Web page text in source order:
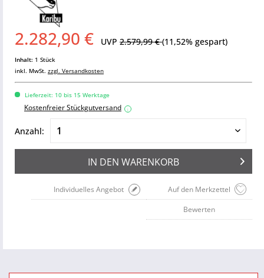
2.282,90 € UVP 2.579,99 €(11,52% gespart)
Inhalt: 1 Stück
inkl. MwSt. zzgl. Versandkosten
Lieferzeit: 10 bis 15 Werktage
Kostenfreier Stückgutversand i
Anzahl:
IN DEN WARENKORB
Auf den Merkzettel
Individuelles Angebot
Bewerten